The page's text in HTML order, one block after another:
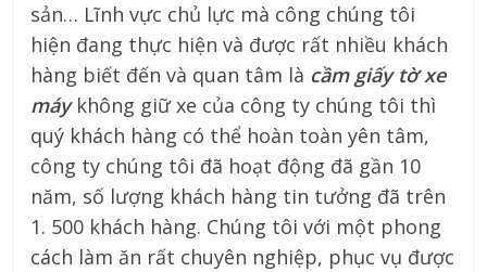
sản… Lĩnh vực chủ lực mà công chúng tôi
hiện đang thực hiện và được rất nhiều khách
hàng biết đến và quan tâm là cầm giấy tờ xe
máykhông giữ xe của công ty chúng tôi thì
quý khách hàng có thể hoàn toàn yên tâm,
công ty chúng tôi đã hoạt động đã gần 10
năm, số lượng khách hàng tin tưởng đã trên
1. 500 khách hàng. Chúng tôi với một phong
cách làm ăn rất chuyên nghiệp, phục vụ được